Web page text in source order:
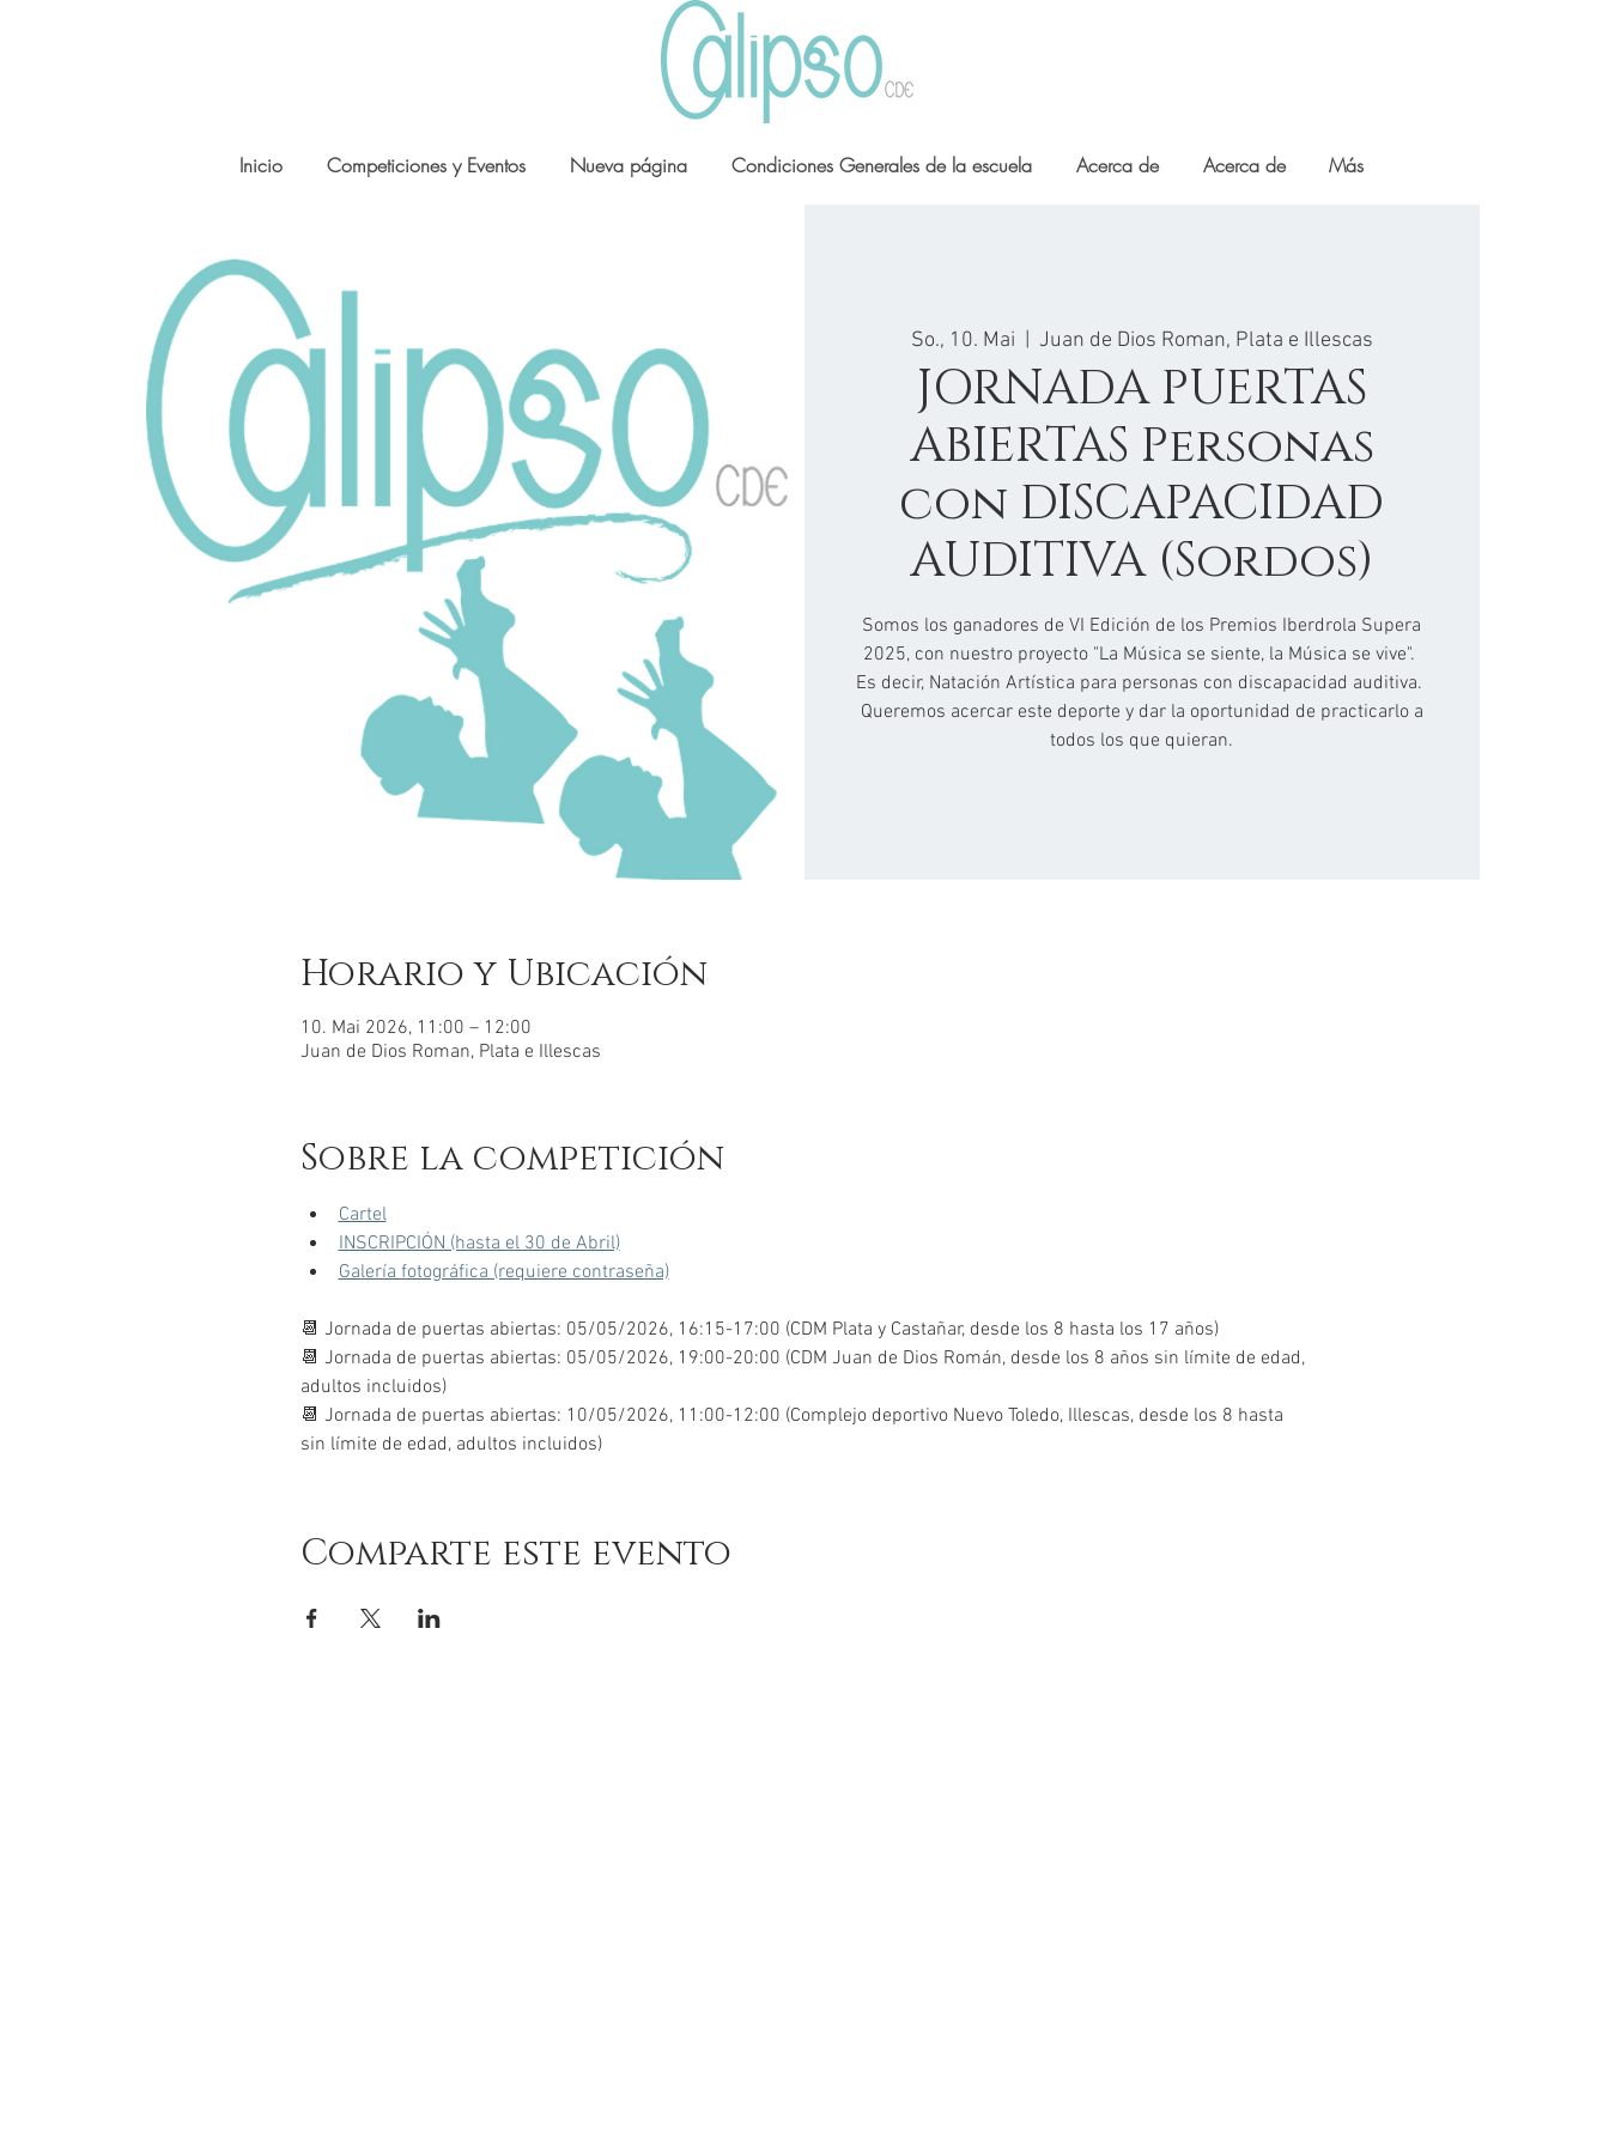
Inicio Competiciones y Eventos Nueva página Condiciones Generales de la escuela Acerca de Acerca de Más
So., 10. Mai
  |
Juan de Dios Roman, Plata e Illescas
JORNADA PUERTAS
ABIERTAS Personas
con DISCAPACIDAD
AUDITIVA (Sordos)
Somos los ganadores de VI Edición de los Premios Iberdrola Supera
2025, con nuestro proyecto "La Música se siente, la Música se vive".
Es decir, Natación Artística para personas con discapacidad auditiva.
Queremos acercar este deporte y dar la oportunidad de practicarlo a
todos los que quieran.
Horario y Ubicación
10. Mai 2026, 11:00 – 12:00
Juan de Dios Roman, Plata e Illescas
Sobre la competición
Cartel
INSCRIPCIÓN (hasta el 30 de Abril)
Galería fotográfica (requiere contraseña)
📆 Jornada de puertas abiertas: 05/05/2026, 16:15-17:00 (CDM Plata y Castañar, desde los 8 hasta los 17 años)
📆 Jornada de puertas abiertas: 05/05/2026, 19:00-20:00 (CDM Juan de Dios Román, desde los 8 años sin límite de edad,
adultos incluidos)
📆 Jornada de puertas abiertas: 10/05/2026, 11:00-12:00 (Complejo deportivo Nuevo Toledo, Illescas, desde los 8 hasta
sin límite de edad, adultos incluidos)
Comparte este evento